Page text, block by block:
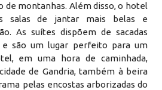
de montanhas. Além disso, o hotel
salas de jantar mais belas e
As suítes dispõem de sacadas
e são um lugar perfeito para um
em uma hora de caminhada,
de Gandria, também à beira
pelas encostas arborizadas do